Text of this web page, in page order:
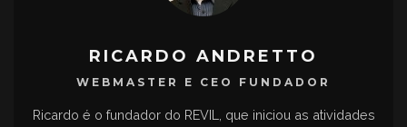
RICARDO ANDRETTO
WEBMASTER E CEO FUNDADOR
Ricardo é o fundador do REVIL, que iniciou as atividades